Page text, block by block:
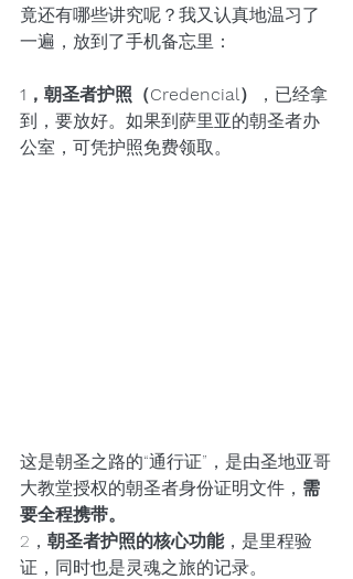
竟还有哪些讲究呢？我又认真地温习了
一遍，放到了手机备忘里：
1，朝圣者护照（Credencial）
，已经拿
到，要放好。如果到萨里亚的朝圣者办
公室，可凭护照免费领取。
这是朝圣之路的“通行证”，是由圣地亚哥
大教堂授权的朝圣者身份证明文件， 需
要全程携带。
2， 朝圣者护照的核心功能，是里程验
证，同时也是灵魂之旅的记录。